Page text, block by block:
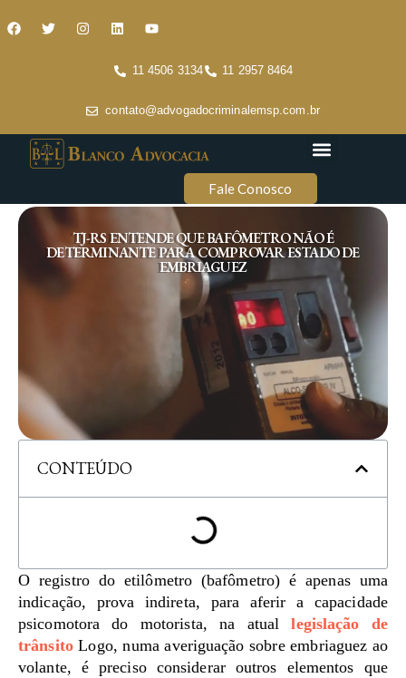
11 4506 3134 11 2957 8464
contato@advogadocriminalemsp.com.br
Fale Conosco
TJ-RS ENTENDE QUE BAFÔMETRO NÃO É
DETERMINANTE PARA COMPROVAR ESTADO DE
EMBRIAGUEZ
CONTEÚDO
O registro do etilômetro (bafômetro) é apenas uma
indicação, prova indireta, para aferir a capacidade
psicomotora do motorista, na atuallegislação de
trânsitoLogo, numa averiguação sobre embriaguez ao
volante, é preciso considerar outros elementos que